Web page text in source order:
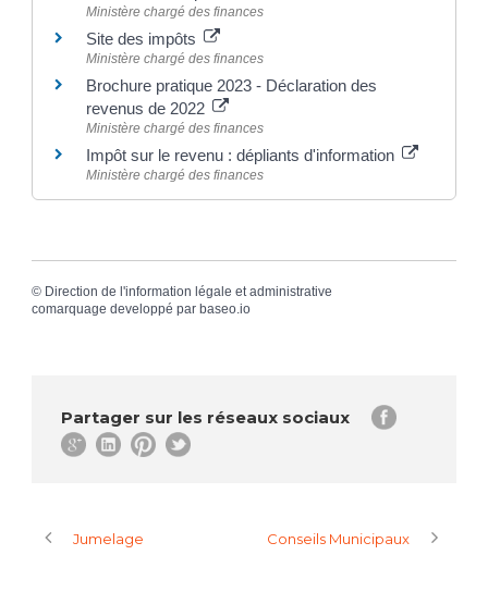
Ministère chargé des finances
Site des impôts
Ministère chargé des finances
Brochure pratique 2023 - Déclaration des
revenus de 2022
Ministère chargé des finances
Impôt sur le revenu : dépliants d'information
Ministère chargé des finances
© Direction de l'information légale et administrative
comarquage developpé par baseo.io
Partager sur les réseaux sociaux
Jumelage Conseils Municipaux